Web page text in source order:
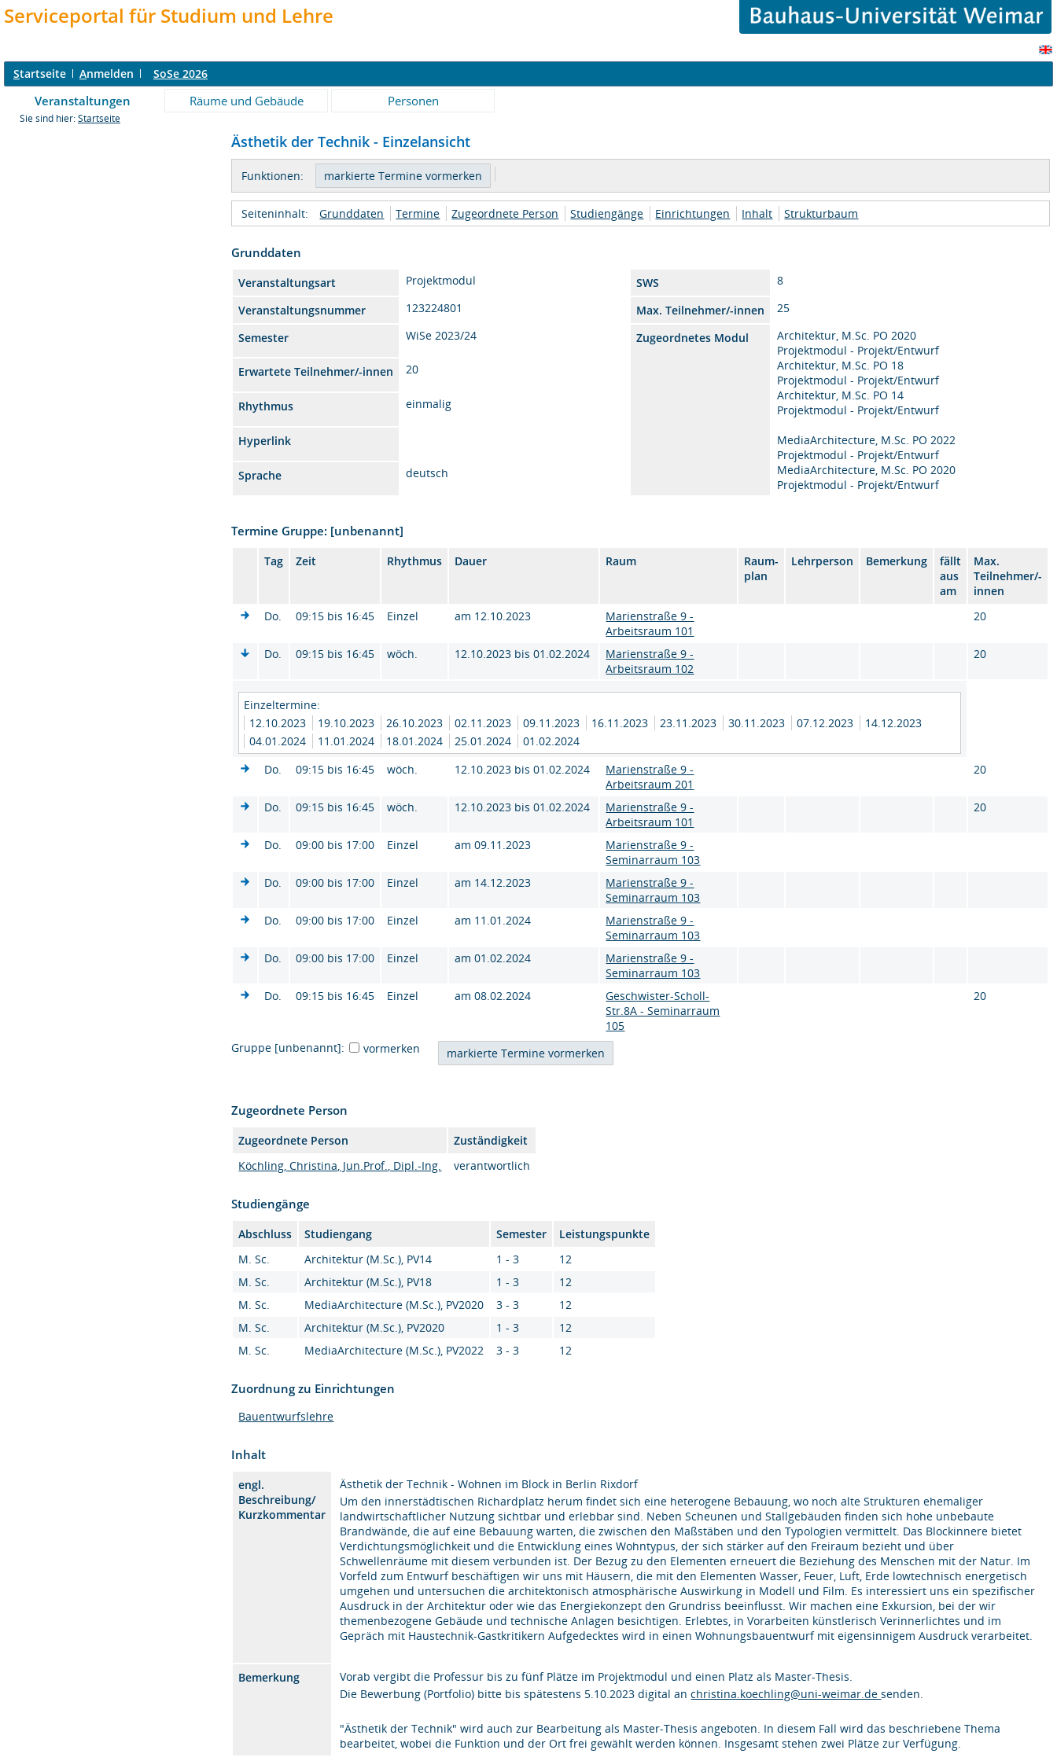
Serviceportal für Studium und Lehre
Startseite Anmelden SoSe 2026
Veranstaltungen Räume und Gebäude Personen
Sie sind hier: Startseite
Ästhetik der Technik - Einzelansicht
Funktionen:
Seiteninhalt: Grunddaten Termine Zugeordnete Person Studiengänge Einrichtungen Inhalt Strukturbaum
Grunddaten
Veranstaltungsart Projektmodul SWS
8
Veranstaltungsnummer
123224801 Max. Teilnehmer/-innen
25
Semester
WiSe 2023/24 Zugeordnetes Modul
Architektur, M.Sc. PO 2020
Projektmodul - Projekt/Entwurf
Architektur, M.Sc. PO 18
Projektmodul - Projekt/Entwurf
Architektur, M.Sc. PO 14
Projektmodul - Projekt/Entwurf
MediaArchitecture, M.Sc. PO 2022
Projektmodul - Projekt/Entwurf
MediaArchitecture, M.Sc. PO 2020
Projektmodul - Projekt/Entwurf
Erwartete Teilnehmer/-innen 20
Rhythmus einmalig
Hyperlink
Sprache deutsch
Termine Gruppe: [unbenannt]
Tag Zeit Rhythmus Dauer Raum
Raum-
plan
Lehrperson Bemerkung
fällt
aus
am
Max.
Teilnehmer/-
innen
Do.
09:15 bis 16:45 Einzel am 12.10.2023
Marienstraße 9 -
Arbeitsraum 101
20
Do. 09:15 bis 16:45 wöch. 12.10.2023 bis 01.02.2024
Marienstraße 9 -
Arbeitsraum 102
20
Einzeltermine:
12.10.2023
19.10.2023 26.10.2023 02.11.2023 09.11.2023 16.11.2023 23.11.2023 30.11.2023 07.12.2023
14.12.2023
04.01.2024
11.01.2024 18.01.2024 25.01.2024
01.02.2024
Do.
09:15 bis 16:45 wöch. 12.10.2023 bis 01.02.2024
Marienstraße 9 -
Arbeitsraum 201
20
Do. 09:15 bis 16:45 wöch. 12.10.2023 bis 01.02.2024
Marienstraße 9 -
Arbeitsraum 101
20
Do. 09:00 bis 17:00 Einzel am 09.11.2023
Marienstraße 9 -
Seminarraum 103
Do.
09:00 bis 17:00 Einzel am 14.12.2023
Marienstraße 9 -
Seminarraum 103
Do.
09:00 bis 17:00 Einzel am 11.01.2024
Marienstraße 9 -
Seminarraum 103
Do.
09:00 bis 17:00 Einzel am 01.02.2024
Marienstraße 9 -
Seminarraum 103
Do.
09:15 bis 16:45 Einzel am 08.02.2024
Geschwister-Scholl-
Str.8A - Seminarraum
105
20
Gruppe [unbenannt]: vormerken
Zugeordnete Person
Zugeordnete Person
Zuständigkeit
Köchling, Christina, Jun.Prof., Dipl.-Ing.
verantwortlich
Studiengänge
Abschluss Studiengang Semester
Leistungspunkte
M. Sc.
Architektur (M.Sc.), PV14 1 - 3
12
M. Sc.
Architektur (M.Sc.), PV18 1 - 3
12
M. Sc.
MediaArchitecture (M.Sc.), PV2020 3 - 3
12
M. Sc.
Architektur (M.Sc.), PV2020 1 - 3
12
M. Sc.
MediaArchitecture (M.Sc.), PV2022 3 - 3 12
Zuordnung zu Einrichtungen
Bauentwurfslehre
Inhalt
engl.
Beschreibung/
Kurzkommentar
Ästhetik der Technik - Wohnen im Block in Berlin Rixdorf
Um den innerstädtischen Richardplatz herum findet sich eine heterogene Bebauung, wo noch alte Strukturen ehemaliger
landwirtschaftlicher Nutzung sichtbar und erlebbar sind. Neben Scheunen und Stallgebäuden finden sich hohe unbebaute
Brandwände, die auf eine Bebauung warten, die zwischen den Maßstäben und den Typologien vermittelt. Das Blockinnere bietet
Verdichtungsmöglichkeit und die Entwicklung eines Wohntypus, der sich stärker auf den Freiraum bezieht und über
Schwellenräume mit diesem verbunden ist. Der Bezug zu den Elementen erneuert die Beziehung des Menschen mit der Natur. Im
Vorfeld zum Entwurf beschäftigen wir uns mit Häusern, die mit den Elementen Wasser, Feuer, Luft, Erde lowtechnisch energetisch
umgehen und untersuchen die architektonisch atmosphärische Auswirkung in Modell und Film. Es interessiert uns ein spezifischer
Ausdruck in der Architektur oder wie das Energiekonzept den Grundriss beeinflusst. Wir machen eine Exkursion, bei der wir
themenbezogene Gebäude und technische Anlagen besichtigen. Erlebtes, in Vorarbeiten künstlerisch Verinnerlichtes und im
Gepräch mit Haustechnik-Gastkritikern Aufgedecktes wird in einen Wohnungsbauentwurf mit eigensinnigem Ausdruck verarbeitet.
Bemerkung
Vorab vergibt die Professur bis zu fünf Plätze im Projektmodul und einen Platz als Master-Thesis.
Die Bewerbung (Portfolio) bitte bis spätestens 5.10.2023 digital anchristina.koechling@uni-weimar.desenden.
"Ästhetik der Technik" wird auch zur Bearbeitung als Master-Thesis angeboten. In diesem Fall wird das beschriebene Thema
bearbeitet, wobei die Funktion und der Ort frei gewählt werden können. Insgesamt stehen zwei Plätze zur Verfügung.